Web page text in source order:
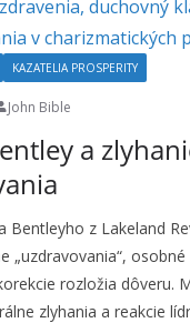
KAZATELIA PROSPERITY
John Bible
a
Bentleyho z Lakeland
„uzdravovania“, osobné
rozložia dôveru.
zlyhania a reakcie